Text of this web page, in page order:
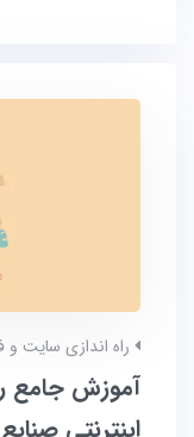
راه اندازی سایت و
آموزش جامع
اینترنتی